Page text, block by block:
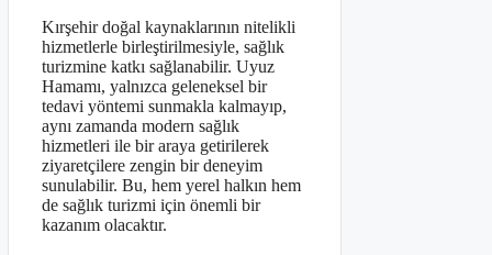
Kırşehir doğal kaynaklarının nitelikli
hizmetlerle birleştirilmesiyle, sağlık
turizmine katkı sağlanabilir. Uyuz
Hamamı, yalnızca geleneksel bir
tedavi yöntemi sunmakla kalmayıp,
aynı zamanda modern sağlık
hizmetleri ile bir araya getirilerek
ziyaretçilere zengin bir deneyim
sunulabilir. Bu, hem yerel halkın hem
de sağlık turizmi için önemli bir
kazanım olacaktır.